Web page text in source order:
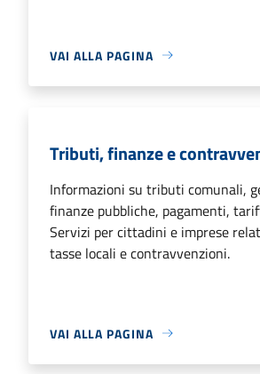
VAI ALLA PAGINA
Tributi, finanze e
Informazioni su tributi comunali,
finanze pubbliche, pagamenti,
Servizi per cittadini e imprese
tasse locali e contravvenzioni.
VAI ALLA PAGINA